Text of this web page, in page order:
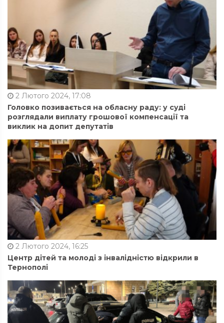
2 Лютого 2024, 17:08
Головко позивається на обласну раду: у суді
розглядали виплату грошової компенсації та
виклик на допит депутатів
2 Лютого 2024, 16:25
Центр дітей та молоді з інвалідністю відкрили в
Тернополі